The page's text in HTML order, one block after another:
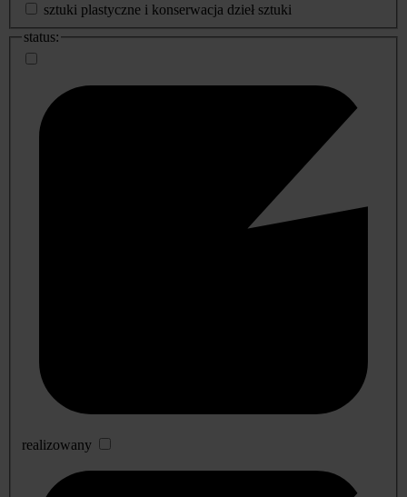
sztuki plastyczne i konserwacja dzieł sztuki
status:
realizowany